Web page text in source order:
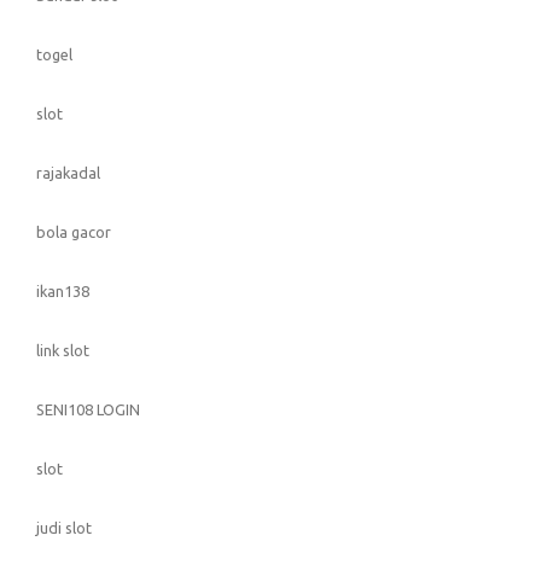
togel
slot
rajakadal
bola gacor
ikan138
link slot
SENI108 LOGIN
slot
judi slot